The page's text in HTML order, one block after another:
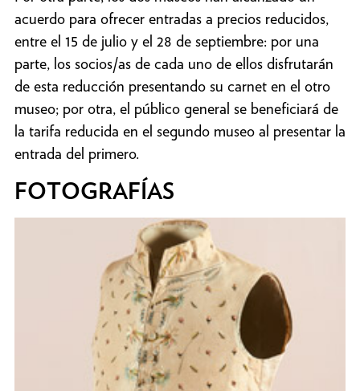
acuerdo para ofrecer entradas a precios reducidos,
entre el 15 de julio y el 28 de septiembre: por una
parte, los socios/as de cada uno de ellos disfrutarán
de esta reducción presentando su carnet en el otro
museo; por otra, el público general se beneficiará de
la tarifa reducida en el segundo museo al presentar la
entrada del primero.
FOTOGRAFÍAS